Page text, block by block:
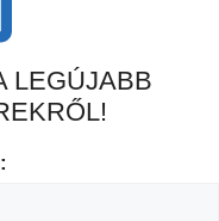
LEGÚJABB